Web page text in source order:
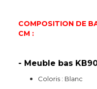
COMPOSITION DE
CM :
- Meuble bas
Coloris : Blanc